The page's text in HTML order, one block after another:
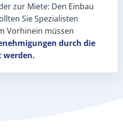
zur Miete: Den Einbau
Sie Spezialisten
Vorhinein müssen
durch die
werden.